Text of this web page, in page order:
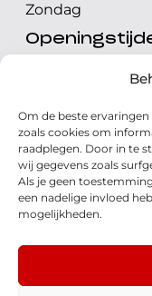
Om de beste
zoals cookies om
raadplegen. Door in te
wij gegevens zoals
Als je geen
een nadelige invloed
mogelijkheden.
Zondag
Maandag t/m
Zondag
Volg ons